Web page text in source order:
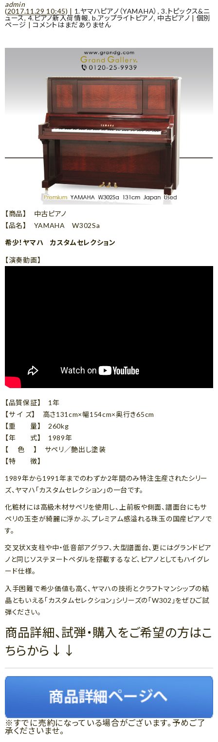
admin
(2017.11.29 10:45) | 1.ヤマハピアノ（YAMAHA） ,3.トピックス&ニ
ュース,4.ピアノ新入荷情報, b.アップライトピアノ, 中古ピアノ | 個別
ページ |コメントはまだありません
【商品】 中古ピアノ
【品名】 YAMAHA W302Sa
希少！ヤマハ カスタムセレクション
【演奏動画】
【品質保証】 1年
【サ イ ズ】 高さ131cm×幅154cm×奥行き65cm
【重 量】 260kg
【年 式】 1989年
【 色 】 サペリ／艶出し塗装
【特 徴】
1989年から1991年までのわずか2年間のみ特注生産されたシリー
ズ、ヤマハ「カスタムセレクション」の一台です。
化粧材には高級木材サペリを使用し、上前板や側面、譜面台にもサ
ペリの玉杢が綺麗に浮かぶ、プレミアム感溢れる珠玉の国産ピアノで
す。
交叉状X支柱や中・低音部アグラフ、大型譜面台、更にはグランドピア
ノと同じソステヌートペダルを搭載するなど、ピアノとしてもハイグレ
ード仕様。
入手困難で希少価値も高く、ヤマハの技術とクラフトマンシップの結
晶ともいえる「カスタムセレクション」シリーズの「W302」をぜひご試
弾ください。
商品詳細、試弾・購入をご希望の方はこ
ちらから↓↓
※すでに売約になっている場合がございます。予めご了
承くださいませ。